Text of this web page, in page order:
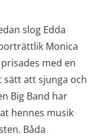
slog Edda
Monica
med en
sätt att sjunga och
Big Band har
hennes musik
Båda